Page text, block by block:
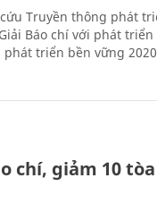
Truyền thông phát
Báo chí với phát triển
triển bền vững
chí, giảm 10